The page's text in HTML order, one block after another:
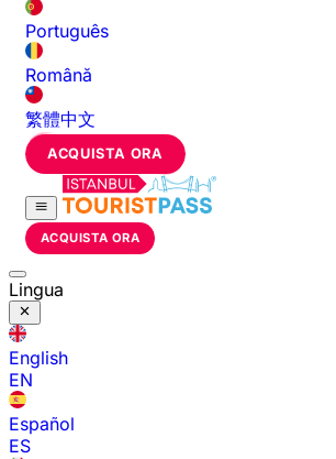
Português
Română
繁體中文
ACQUISTA ORA
ACQUISTA ORA
Lingua
English
EN
Español
ES